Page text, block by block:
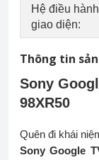
Hệ điều
giao diện:
Thông tin
Sony
98XR50
Quên đi khái
Sony Google